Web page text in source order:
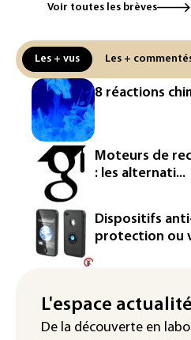
Canicule: à l'arrêt
réseau
Véhicules de livraison
France ouvre la voie à
homologation
Iris³: Eutelsat investira
d'euros dans la future
européenne
Le magazine VSD
l'entrepreneur Vianney
La production
"Retour en force"
chaleur dans les
Voir toutes les brèves
Les + vus Les +
8 réactions
Moteurs de
: les alternati...
Dispositifs
protection ou
L'espace
De la découverte en